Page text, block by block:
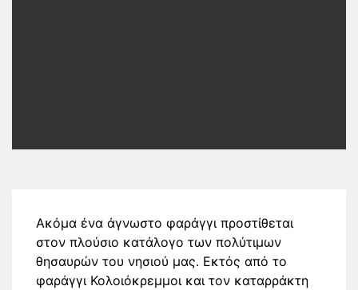
Ακόμα ένα άγνωστο φαράγγι προστίθεται
στον πλούσιο κατάλογο των πολύτιμων
θησαυρών του νησιού μας. Εκτός από το
φαράγγι Κολοιόκρεμμοι και τον καταρράκτη